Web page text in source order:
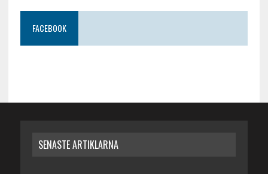
FACEBOOK
SENASTE ARTIKLARNA